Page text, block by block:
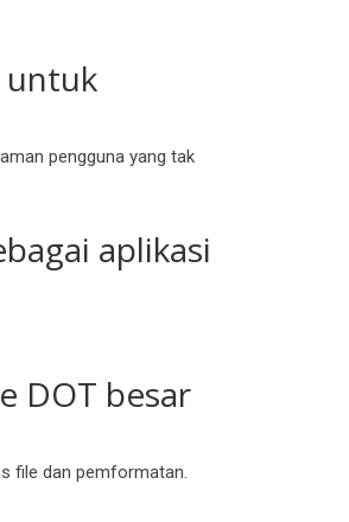
untuk
pengguna yang tak
aplikasi
DOT besar
file dan pemformatan.